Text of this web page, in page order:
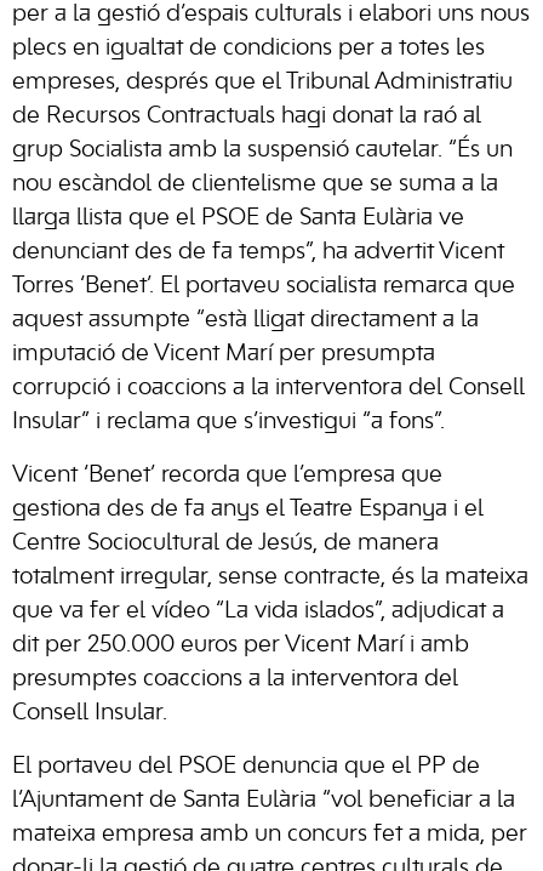
per a la gestió d’espais culturals i elabori uns nous
plecs en igualtat de condicions per a totes les
empreses, després que el Tribunal Administratiu
de Recursos Contractuals hagi donat la raó al
grup Socialista amb la suspensió cautelar. “És un
nou escàndol de clientelisme que se suma a la
llarga llista que el PSOE de Santa Eulària ve
denunciant des de fa temps”, ha advertit Vicent
Torres ‘Benet’. El portaveu socialista remarca que
aquest assumpte “està lligat directament a la
imputació de Vicent Marí per presumpta
corrupció i coaccions a la interventora del Consell
Insular” i reclama que s’investigui “a fons”.
Vicent ‘Benet’ recorda que l’empresa que
gestiona des de fa anys el Teatre Espanya i el
Centre Sociocultural de Jesús, de manera
totalment irregular, sense contracte, és la mateixa
que va fer el vídeo “La vida islados”, adjudicat a
dit per 250.000 euros per Vicent Marí i amb
presumptes coaccions a la interventora del
Consell Insular.
El portaveu del PSOE denuncia que el PP de
l’Ajuntament de Santa Eulària “vol beneficiar a la
mateixa empresa amb un concurs fet a mida, per